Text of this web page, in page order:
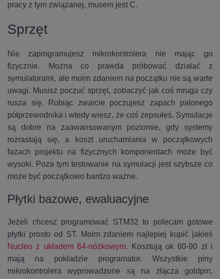
pracy z tym związanej, musem jest C.
Sprzęt
Nie zaprogramujesz mikrokontrolera nie mając go
fizycznie. Można co prawda próbować działać z
symulatorami, ale moim zdaniem na początku nie są warte
uwagi. Musisz poczuć sprzęt, zobaczyć jak coś mruga czy
rusza się. Robiąc zwarcie poczujesz zapach palonego
półprzewodnika i wtedy wiesz, że coś zepsułeś. Symulacje
są dobre na zaawansowanym poziomie, gdy systemy
rozrastają się, a koszt uruchamiania w początkowych
fazach projektu na fizycznych komponentach może być
wysoki. Poza tym testowanie na symulacji jest szybsze co
może być początkowo bardzo ważne.
Płytki bazowe, ewaluacyjne
Jeżeli chcesz programować STM32 to polecam gotowe
płytki prosto od ST. Moim zdaniem najlepiej kupić jakieś
Nucleo z układem 64-nóżkowym. Kosztują ok 60-90 zł i
mają na pokładzie programator. Wszystkie piny
mikrokontrolera wyprowadzone są na złącza goldpin.